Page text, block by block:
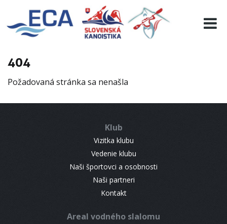
404
Požadovaná stránka sa nenašla
Klub
Vizitka klubu
Vedenie klubu
Naši športovci a osobnosti
Naši partneri
Kontakt
Areal vodného slalomu
EURO 19
INFO
RESULTS
CONTACT